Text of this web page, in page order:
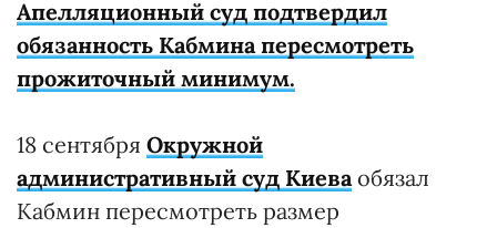
Апелляционный суд подтвердил
обязанность Кабмина пересмотреть
прожиточный минимум.
18 сентября Окружной
административный суд Киева обязал
Кабмин пересмотреть размер